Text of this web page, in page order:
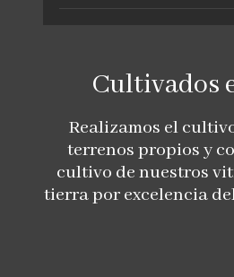
Cultivados
Realizamos el
terrenos propios y
cultivo de nuestros
tierra por excelencia